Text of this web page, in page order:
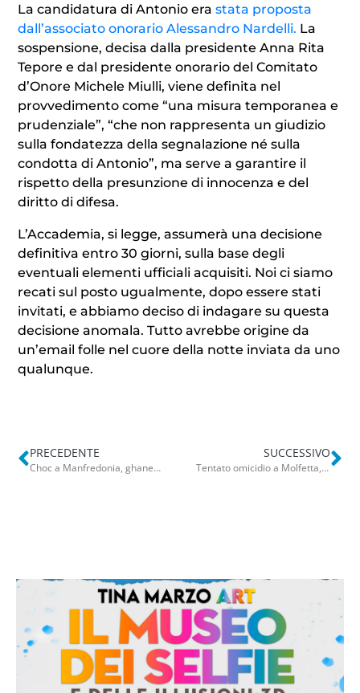
La candidatura di Antonio erastata proposta
dall’associato onorario Alessandro Nardelli. La
sospensione, decisa dalla presidente Anna Rita
Tepore e dal presidente onorario del Comitato
d’Onore Michele Miulli, viene definita nel
provvedimento come “una misura temporanea e
prudenziale”, “che non rappresenta un giudizio
sulla fondatezza della segnalazione né sulla
condotta di Antonio”, ma serve a garantire il
rispetto della presunzione di innocenza e del
diritto di difesa.
L’Accademia, si legge, assumerà una decisione
definitiva entro 30 giorni, sulla base degli
eventuali elementi ufficiali acquisiti. Noi ci siamo
recati sul posto ugualmente, dopo essere stati
invitati, e abbiamo deciso di indagare su questa
decisione anomala. Tutto avrebbe origine da
un’email folle nel cuore della notte inviata da uno
qualunque.
PRECEDENTE
Choc a Manfredonia, ghanese 38enne colpito a bottigliate. L’ipotesi razziale: “Poteva fare la fine di Bakari”
SUCCESSIVO
Tentato omicidio a Molfetta, cerca di sparare a un 18enne ma la pistola si inceppa: 4 arresti